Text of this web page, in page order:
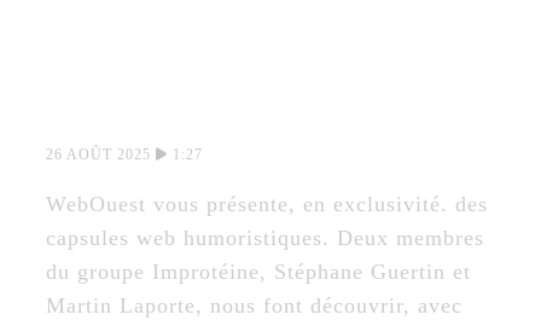
26 AOÛT 2025 1:27
WebOuest vous présente, en exclusivité. des
capsules web humoristiques. Deux membres
du groupe Improtéine, Stéphane Guertin et
Martin Laporte, nous font découvrir, avec